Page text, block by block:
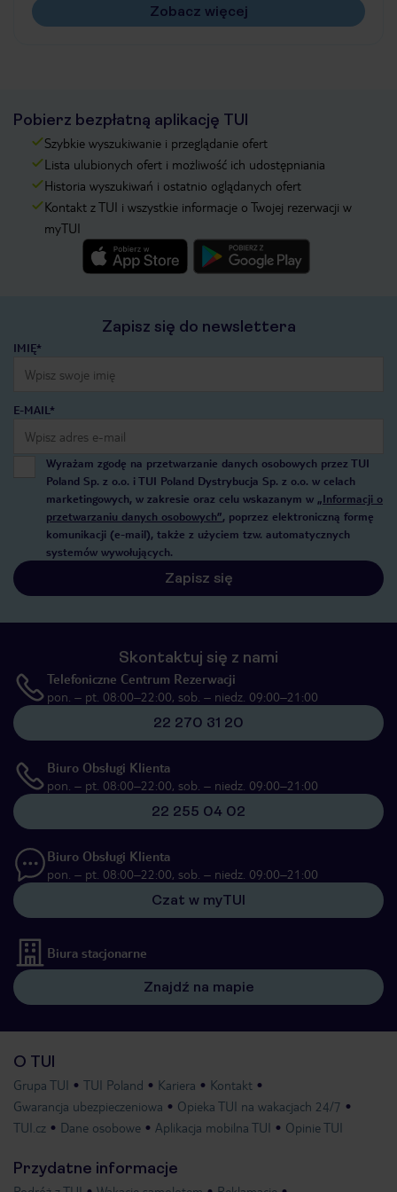
Zobacz więcej
Pobierz bezpłatną aplikację TUI
Szybkie wyszukiwanie i przeglądanie ofert
Lista ulubionych ofert i możliwość ich udostępniania
Historia wyszukiwań i ostatnio oglądanych ofert
Kontakt z TUI i wszystkie informacje o Twojej rezerwacji w
myTUI
Zapisz się do newslettera
IMIĘ*
E-MAIL*
Wyrażam zgodę na przetwarzanie danych osobowych przez TUI
Poland Sp. z o.o. i TUI Poland Dystrybucja Sp. z o.o. w celach
marketingowych, w zakresie oraz celu wskazanym w „Informacji o
przetwarzaniu danych osobowych”, poprzez elektroniczną formę
komunikacji (e-mail), także z użyciem tzw. automatycznych
systemów wywołujących.
Zapisz się
Skontaktuj się z nami
Telefoniczne Centrum Rezerwacji
pon. – pt. 08:00–22:00, sob. – niedz. 09:00–21:00
22 270 31 20
Biuro Obsługi Klienta
pon. – pt. 08:00–22:00, sob. – niedz. 09:00–21:00
22 255 04 02
Biuro Obsługi Klienta
pon. – pt. 08:00–22:00, sob. – niedz. 09:00–21:00
Czat w myTUI
Biura stacjonarne
Znajdź na mapie
O TUI
Grupa TUI TUI Poland Kariera
Kontakt
Gwarancja ubezpieczeniowa
Opieka TUI na wakacjach 24/7
TUI.cz
Dane osobowe Aplikacja mobilna TUI Opinie TUI
Przydatne informacje